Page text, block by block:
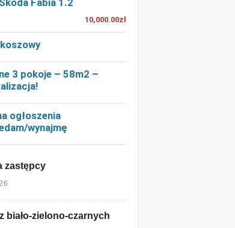
10,000.00zł
3 pokoje – 58m2 –
ogłoszenia
wynajmę
zastępcy
biało-zielono-czarnych